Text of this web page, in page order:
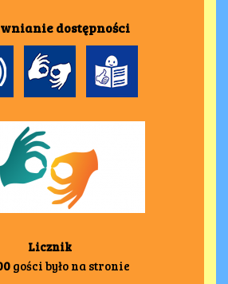
dostępności
Licznik
gości było na stronie